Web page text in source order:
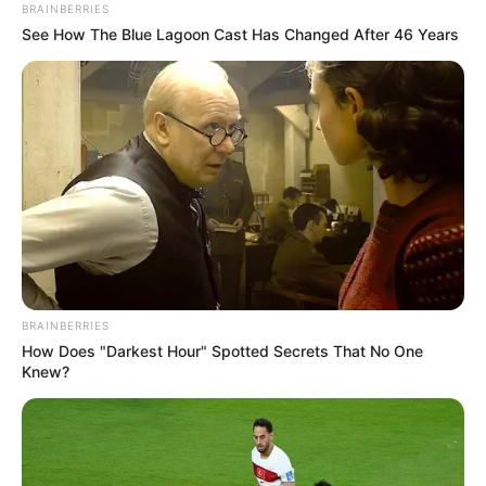
Links zu Bademöglichkeiten mit Spaßbädern,
Freizeitbädern und Badeseen bzw. Badestränden
in und um Bad Gandersheim:
Sehusa Wasserwelt in Seesen - Bei bis zu 32 °C
Wassertemperatur können die Gäste in dem
Erlebnisbad der Harzregion ihre Freizeit sowohl mit
Spiel, Spaß und Sport als auch mit Entspannung
und Wellness verbringen. Informationen unterwww.
sehusa-wasserwelt.de
ALOHA Aqua-Land Erlebnisbad Osterode - Ein nicht
nur bei Kindern beliebtes Freibad und ein ähnlich
großer Innenbereich bieten mit Wildwasserkanal,
Wasserrutsche, Sprungturm und Saunalandschaft
das ganze Jahr über Badespaß für die ganze
BRAINBERRIES
See How The Blue Lagoon Cast Has Changed After 46 Years
BRAINBERRIES
How Does "Darkest Hour" Spotted Secrets That No One
Knew?